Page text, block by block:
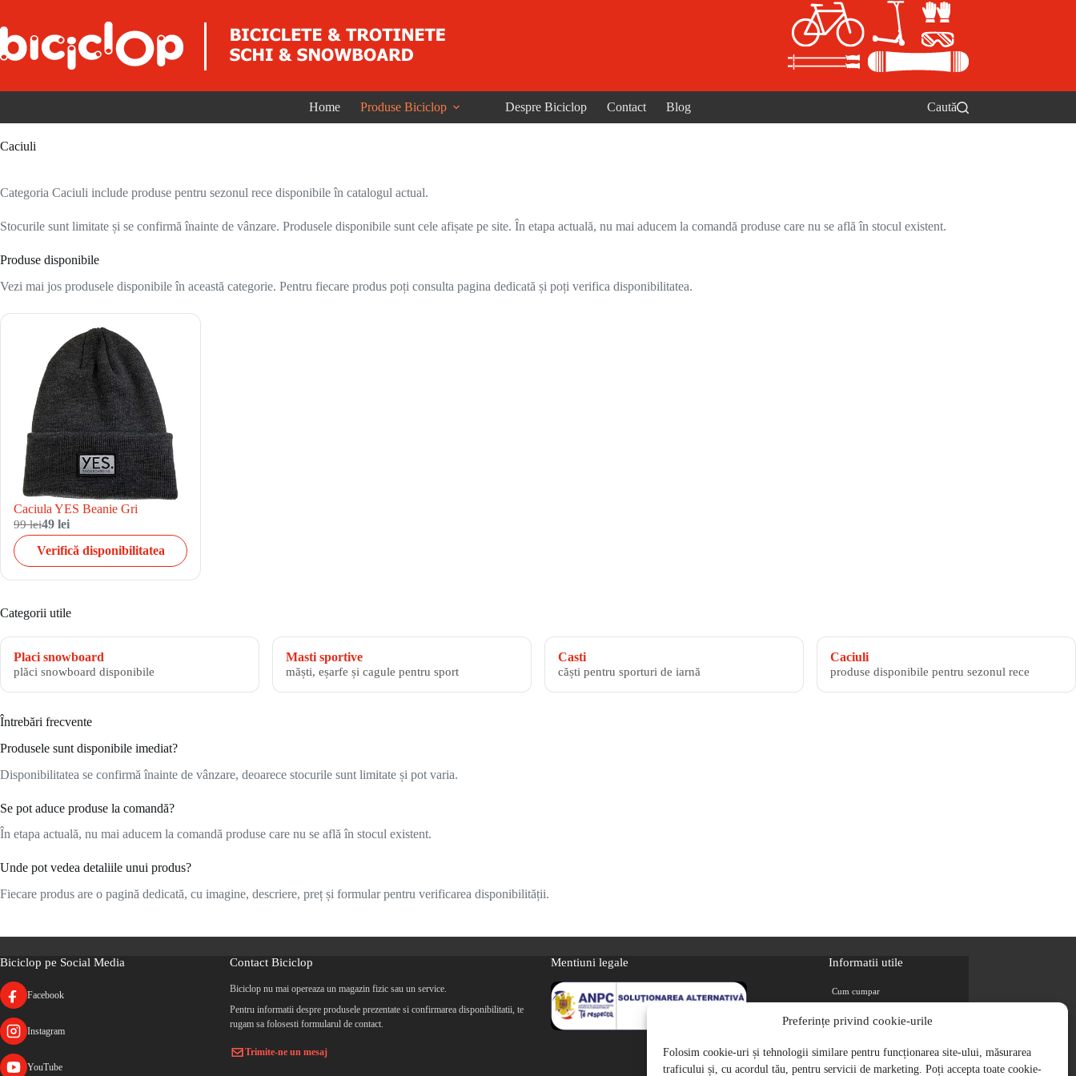
Preferințe privind cookie-urile
Folosim cookie-uri și tehnologii similare pentru funcționarea site-ului, măsurarea
traficului și, cu acordul tău, pentru servicii de marketing. Poți accepta toate cookie-
Home Produse Biciclop Despre Biciclop Contact Blog Caută
Caciuli
Categoria Caciuli include produse pentru sezonul rece disponibile în catalogul actual.
Stocurile sunt limitate și se confirmă înainte de vânzare. Produsele disponibile sunt cele afișate pe site. În etapa actuală, nu mai aducem la comandă produse care nu se află în stocul existent.
Produse disponibile
Vezi mai jos produsele disponibile în această categorie. Pentru fiecare produs poți consulta pagina dedicată și poți verifica disponibilitatea.
Caciula YES Beanie Gri
99 lei49 lei
Verifică disponibilitatea
Categorii utile
Placi snowboard
plăci snowboard disponibile
Masti sportive
măști, eșarfe și cagule pentru sport
Casti
căști pentru sporturi de iarnă
Caciuli
produse disponibile pentru sezonul rece
Întrebări frecvente
Produsele sunt disponibile imediat?
Disponibilitatea se confirmă înainte de vânzare, deoarece stocurile sunt limitate și pot varia.
Se pot aduce produse la comandă?
În etapa actuală, nu mai aducem la comandă produse care nu se află în stocul existent.
Unde pot vedea detaliile unui produs?
Fiecare produs are o pagină dedicată, cu imagine, descriere, preț și formular pentru verificarea disponibilității.
Biciclop pe Social Media
Facebook
Instagram
YouTube
Contact Biciclop
Biciclop nu mai opereaza un magazin fizic sau un service.
Pentru informatii despre produsele prezentate si confirmarea disponibilitatii, te
rugam sa folosesti formularul de contact.
Trimite-ne un mesaj
Mentiuni legale Informatii utile
Cum cumpar
Magazine partenere
Retur